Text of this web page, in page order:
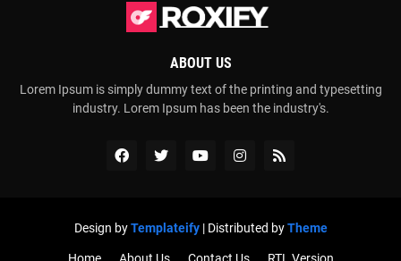
ABOUT US
Lorem Ipsum is simply dummy text of the printing and typesetting
industry. Lorem Ipsum has been the industry's.
Design byTemplateify| Distributed byTheme
Home About Us Contact Us RTL Version